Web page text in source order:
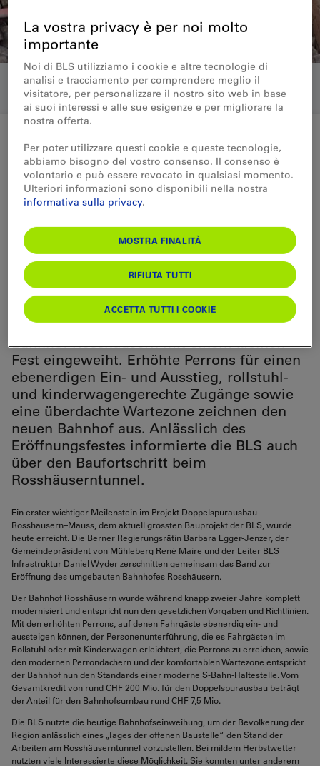
Medienmitteilung 19.10.2013
Doppelspurausbau
Rosshäusern–Mauss: Neuer
Bahnhof Rosshäusern
eingeweiht
Nach knapp eineinhalb Jahren Bauzeit
wurde heute der komplett erneuerte
Bahnhof Rosshäusern mit einem kleinen
Fest eingeweiht. Erhöhte Perrons für einen
ebenerdigen Ein- und Ausstieg, rollstuhl-
und kinderwagengerechte Zugänge sowie
eine überdachte Wartezone zeichnen den
neuen Bahnhof aus. Anlässlich des
Eröffnungsfestes informierte die BLS auch
über den Baufortschritt beim
Rosshäuserntunnel.
Ein erster wichtiger Meilenstein im Projekt Doppelspurausbau
Rosshäusern–Mauss, dem aktuell grössten Bauprojekt der BLS, wurde
heute erreicht. Die Berner Regierungsrätin Barbara Egger-Jenzer, der
Gemeindepräsident von Mühleberg René Maire und der Leiter BLS
Infrastruktur Daniel Wyder zerschnitten gemeinsam das Band zur
Eröffnung des umgebauten Bahnhofes Rosshäusern.
Der Bahnhof Rosshäusern wurde während knapp zweier Jahre komplett
modernisiert und entspricht nun den gesetzlichen Vorgaben und Richtlinien.
Mit den erhöhten Perrons, auf denen Fahrgäste ebenerdig ein- und
aussteigen können, der Personenunterführung, die es Fahrgästen im
Rollstuhl oder mit Kinderwagen erleichtert, die Perrons zu erreichen, sowie
den modernen Perrondächern und der komfortablen Wartezone entspricht
der Bahnhof nun den Standards einer moderne S-Bahn-Haltestelle. Vom
Gesamtkredit von rund CHF 200 Mio. für den Doppelspurausbau beträgt
der Anteil für den Bahnhofsumbau rund CHF 7,5 Mio.
Die BLS nutzte die heutige Bahnhofseinweihung, um der Bevölkerung der
Region anlässlich eines „Tages der offenen Baustelle“ den Stand der
Arbeiten am Rosshäuserntunnel vorzustellen. Bei mildem Herbstwetter
nutzten viele Interessierte diese Möglichkeit. Sie konnten unter anderem
La vostra privacy è per noi molto
importante
Noi di BLS utilizziamo i cookie e altre tecnologie di
analisi e tracciamento per comprendere meglio il
visitatore, per personalizzare il nostro sito web in base
ai suoi interessi e alle sue esigenze e per migliorare la
nostra offerta.
Per poter utilizzare questi cookie e queste tecnologie,
abbiamo bisogno del vostro consenso. Il consenso è
volontario e può essere revocato in qualsiasi momento.
Ulteriori informazioni sono disponibili nella nostra
informativa sulla privacy.
MOSTRA FINALITÀ
RIFIUTA TUTTI
ACCETTA TUTTI I COOKIE